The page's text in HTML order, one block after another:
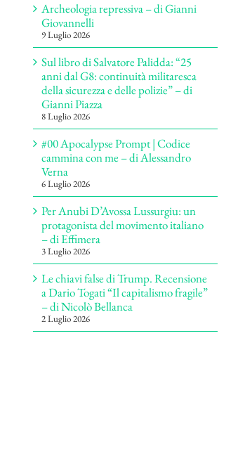
Archeologia repressiva – di Gianni
Giovannelli
9 Luglio 2026
Sul libro di Salvatore Palidda: “25
anni dal G8: continuità militaresca
della sicurezza e delle polizie” – di
Gianni Piazza
8 Luglio 2026
#00 Apocalypse Prompt | Codice
cammina con me – di Alessandro
Verna
6 Luglio 2026
Per Anubi D’Avossa Lussurgiu: un
protagonista del movimento italiano
– di Effimera
3 Luglio 2026
Le chiavi false di Trump. Recensione
a Dario Togati “Il capitalismo fragile”
– di Nicolò Bellanca
2 Luglio 2026